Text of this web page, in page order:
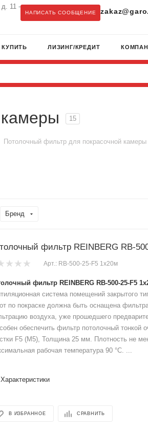
д. 11 -
НАПИСАТЬ СООБЩЕНИЕ
КУПИТЬ ЛИЗИНГ/КРЕДИТ
15
Потолочный фильтр для покрасочной камеры
Бренд
фильтр REINBERG RB-
Арт.: RB-500-25-F5 1x20м
фильтр REINBERG RB-500-25-F5
система помещений закрытого
по покраске должна быть оснащена
воздуха, уже прошедшего
обеспечить фильтр потолочный тонкой
F5 (M5), Толщина 25 мм. Плотность не
рабочая температура 90 °C. ...
Характеристики
В ИЗБРАННОЕ СРАВНИТЬ